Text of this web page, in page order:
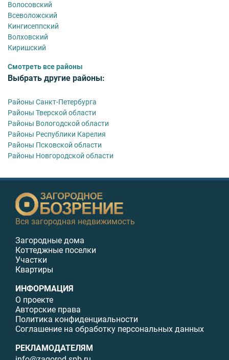
Волосовский
Всеволожский
Кингисеппский
Волховский
Киришский
Смотреть все районы
Выбрать другие районы:
Районы Санкт-Петербурга
Районы Тверской области
Районы Вологодской области
Районы Республики Карелия
Районы Псковской области
Районы Новгородской области
Вся загородная недвижимость
Загородные дома
Коттеджные поселки
Участки
Квартиры
ИНФОРМАЦИЯ
О проекте
Авторские права
Политика конфиденциальности
Соглашение на обработку персональных данных
РЕКЛАМОДАТЕЛЯМ